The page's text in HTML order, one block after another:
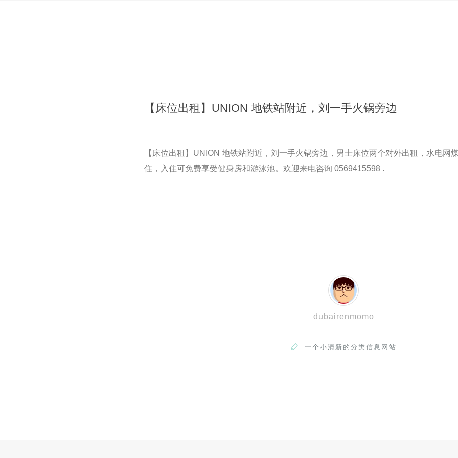
【床位出租】UNION 地铁站附近，刘一手火锅旁边
【床位出租】UNION 地铁站附近，刘一手火锅旁边，男士床位两个对外出租，水电网
住，入住可免费享受健身房和游泳池。欢迎来电咨询 0569415598 .
dubairenmomo
 一个小清新的分类信息网站